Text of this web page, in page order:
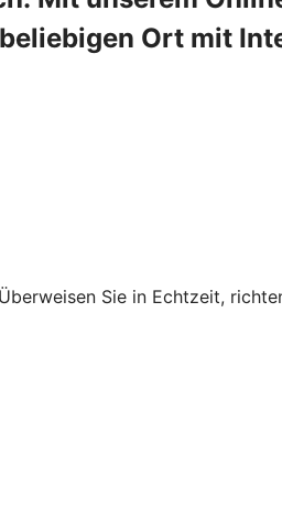
Ort mit
Sie in Echtzeit,